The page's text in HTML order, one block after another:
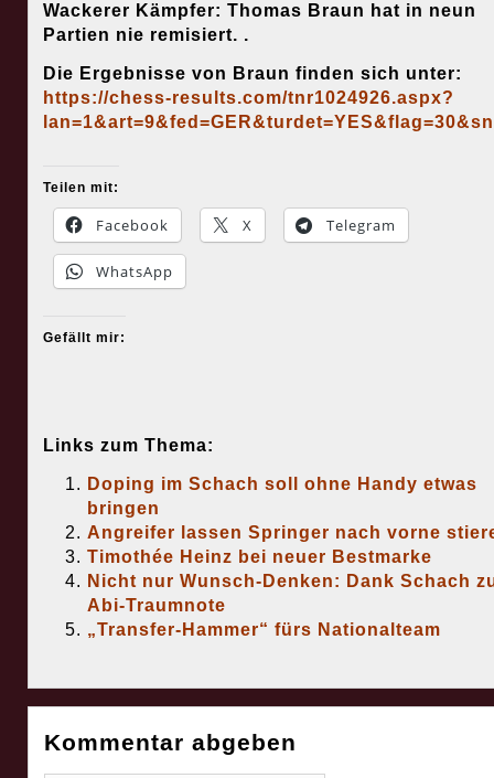
Wackerer Kämpfer: Thomas Braun hat in neun
Partien nie remisiert. .
Die Ergebnisse von Braun finden sich unter:
https://chess-results.com/tnr1024926.aspx?
Teilen mit:
Facebook X Telegram
WhatsApp
Gefällt mir:
Links zum Thema:
Doping im Schach soll ohne Handy etwas
bringen
Angreifer lassen Springer nach vorne
Timothée Heinz bei neuer Bestmarke
Nicht nur Wunsch-Denken: Dank Schach
Abi-Traumnote
„Transfer-Hammer“ fürs Nationalteam
Kommentar abgeben